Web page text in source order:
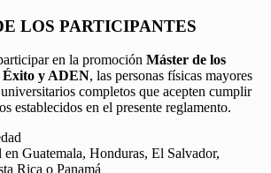
LOS PARTICIPANTES
en la promoción Máster de los
Éxito y ADEN, las personas físicas mayores
completos que acepten cumplir
establecidos en el presente reglamento.
en Guatemala, Honduras, El Salvador,
Rica o Panamá